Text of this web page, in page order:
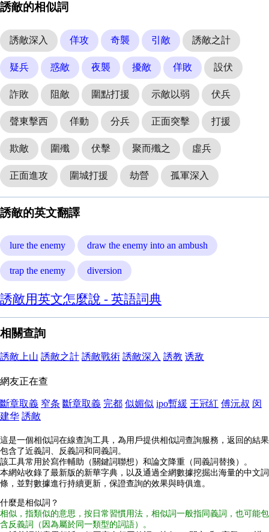
誘敵的相似詞
誘敵深入 佯攻 奇襲 引敵 誘敵之計
疑兵 惑敵 夜襲 擾敵 佯敗 設伏
詐敗 阻敵 圍點打援 示敵以弱 伏兵
聲東擊西 佯動 分兵 正面突擊 打援
欺敵 圍殲 伏擊 聚而殲之 虛兵
正面進攻 圍城打援 劫營 孤軍深入
誘敵的英文翻譯
lure the enemy draw the enemy into an ambush
trap the enemy diversion
誘敵用英文怎麼說 - 英語詞典
相關查詢
誘敵上山 誘敵之計 誘敵戰術 誘敵深入 誘教 诱敌
網友正在查
斷章取義 窄条 斷章取義 完都 似媚似 ipo暫緩 王冠紅 傅沅叔 闵
建华 誘敵
這是一個相似詞在線查詢工具，為用戶提供相似詞查詢服務，返回的結果
包含了近義詞、反義詞和同義詞。
該工具常用於寫作輔助（關鍵詞聯想）和論文降重（同義詞替換）。
本網站收錄了最新版的新華字典，以及通過全網數據挖掘出海量的中文詞
條，並對數據進行持續更新，保證查詢的效果與時俱進。
什麼是相似詞？
相似，指類似的意思，按日常習慣用法，相似詞一般指同義詞，也可能包
含反義詞（因為屬於同一類型的詞語）。